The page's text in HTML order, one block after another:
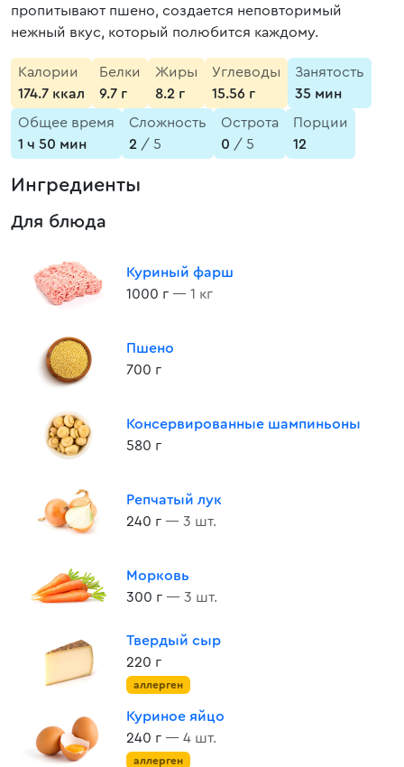
пропитывают пшено, создается неповторимый
нежный вкус, который полюбится каждому.
Калории
174.7 ккал
Белки
9.7 г
Жиры
8.2 г
Углеводы
15.56 г
Занятость
35 мин
Общее время
1 ч 50 мин
Сложность
2 / 5
Острота
0 / 5
Порции
12
Ингредиенты
Для блюда
Куриный фарш
1000 г — 1 кг
Пшено
700 г
Консервированные шампиньоны
580 г
Репчатый лук
240 г — 3 шт.
Морковь
300 г — 3 шт.
Твердый сыр
220 г
аллерген
Куриное яйцо
240 г — 4 шт.
аллерген